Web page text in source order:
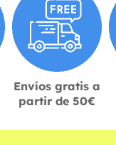
Envíos gratis a
partir de 50€